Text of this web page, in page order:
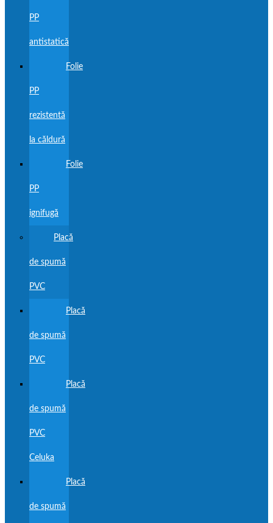
PP
antistatică
Folie
PP
rezistentă
la căldură
Folie
PP
ignifugă
Placă
de spumă
PVC
Placă
de spumă
PVC
Placă
de spumă
PVC
Celuka
Placă
de spumă